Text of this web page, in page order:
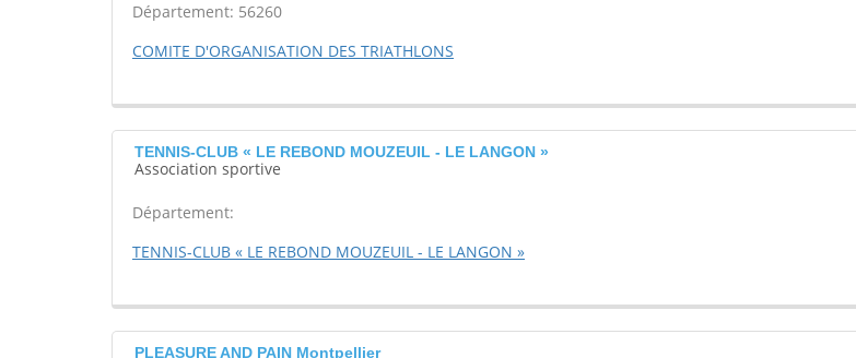
Département: 56260
COMITE D'ORGANISATION DES TRIATHLONS
TENNIS-CLUB « LE REBOND MOUZEUIL - LE LANGON »
Association sportive
Département:
TENNIS-CLUB « LE REBOND MOUZEUIL - LE LANGON »
PLEASURE AND PAIN Montpellier